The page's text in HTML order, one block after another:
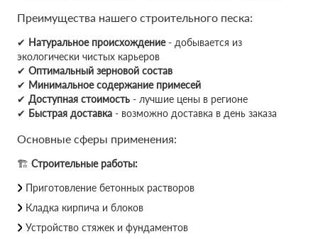
Преимущества нашего строительного песка:
✔ Натуральное происхождение- добывается из
экологически чистых карьеров
✔ Оптимальный зерновой состав
✔ Минимальное содержание примесей
✔ Доступная стоимость - лучшие цены в регионе
✔ Быстрая доставка - возможно доставка в день заказа
Основные сферы применения:
🏗 Строительные работы:
Приготовление бетонных растворов
Кладка кирпича и блоков
Устройство стяжек и фундаментов